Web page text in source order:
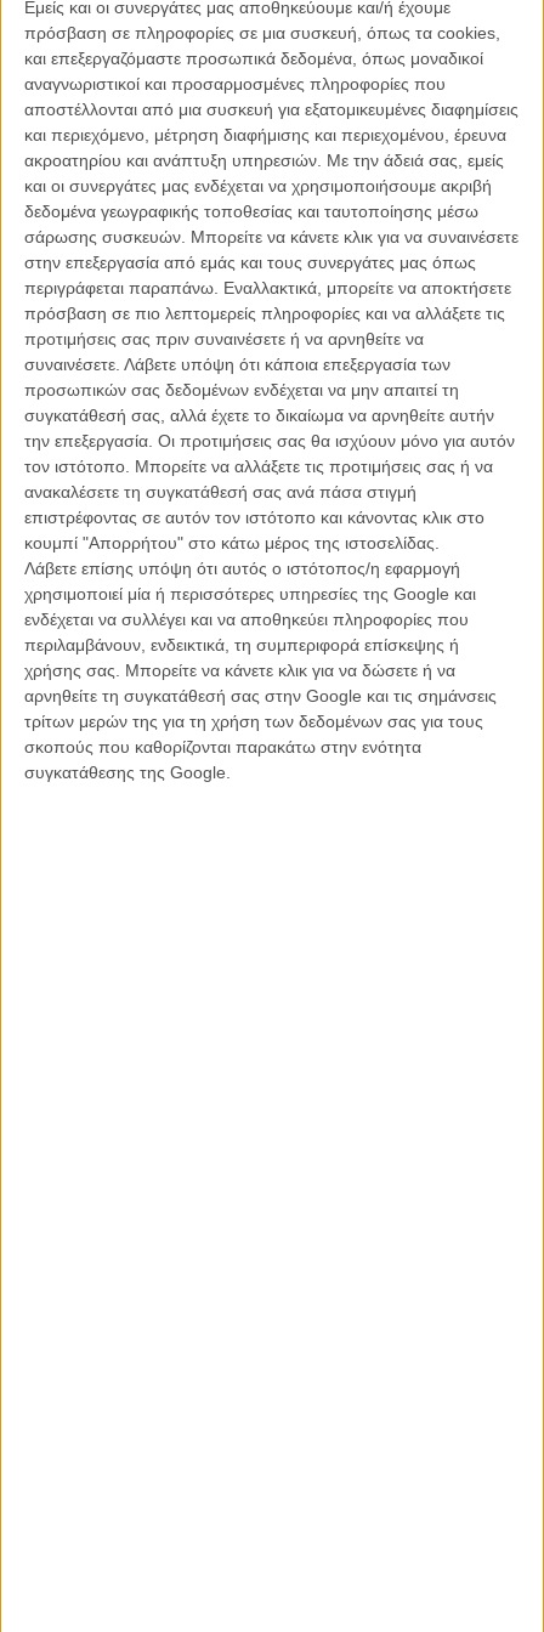
Εμείς και οι συνεργάτες μας αποθηκεύουμε και/ή έχουμε
πρόσβαση σε πληροφορίες σε μια συσκευή, όπως τα cookies,
και επεξεργαζόμαστε προσωπικά δεδομένα, όπως μοναδικοί
αναγνωριστικοί και προσαρμοσμένες πληροφορίες που
αποστέλλονται από μια συσκευή για εξατομικευμένες διαφημίσεις
και περιεχόμενο, μέτρηση διαφήμισης και περιεχομένου, έρευνα
ακροατηρίου και ανάπτυξη υπηρεσιών. Με την άδειά σας, εμείς
και οι συνεργάτες μας ενδέχεται να χρησιμοποιήσουμε ακριβή
δεδομένα γεωγραφικής τοποθεσίας και ταυτοποίησης μέσω
σάρωσης συσκευών. Μπορείτε να κάνετε κλικ για να συναινέσετε
στην επεξεργασία από εμάς και τους συνεργάτες μας όπως
περιγράφεται παραπάνω. Εναλλακτικά, μπορείτε να αποκτήσετε
πρόσβαση σε πιο λεπτομερείς πληροφορίες και να αλλάξετε τις
προτιμήσεις σας πριν συναινέσετε ή να αρνηθείτε να
συναινέσετε. Λάβετε υπόψη ότι κάποια επεξεργασία των
προσωπικών σας δεδομένων ενδέχεται να μην απαιτεί τη
συγκατάθεσή σας, αλλά έχετε το δικαίωμα να αρνηθείτε αυτήν
την επεξεργασία. Οι προτιμήσεις σας θα ισχύουν μόνο για αυτόν
τον ιστότοπο. Μπορείτε να αλλάξετε τις προτιμήσεις σας ή να
ανακαλέσετε τη συγκατάθεσή σας ανά πάσα στιγμή
επιστρέφοντας σε αυτόν τον ιστότοπο και κάνοντας κλικ στο
κουμπί "Απορρήτου" στο κάτω μέρος της ιστοσελίδας.
Λάβετε επίσης υπόψη ότι αυτός ο ιστότοπος/η εφαρμογή
χρησιμοποιεί μία ή περισσότερες υπηρεσίες της Google και
ενδέχεται να συλλέγει και να αποθηκεύει πληροφορίες που
περιλαμβάνουν, ενδεικτικά, τη συμπεριφορά επίσκεψης ή
χρήσης σας. Μπορείτε να κάνετε κλικ για να δώσετε ή να
αρνηθείτε τη συγκατάθεσή σας στην Google και τις σημάνσεις
τρίτων μερών της για τη χρήση των δεδομένων σας για τους
σκοπούς που καθορίζονται παρακάτω στην ενότητα
συγκατάθεσης της Google.
Ελεύθερος πια, ο Στρατός δουλεύει τη νύχτα σε ένα αρτοποιείο, ενώ
τη μέρα εκτελεί συμβόλαια θανάτου. Όλα του τα χρήματα τα δίνει
στον Γιώργο, τον αδελφό του Λεωνίδα, που οργανώνει ένα
παράτολμο σχέδιο απόδρασης για να βγάλουν τον Λεωνίδα από την
φυλακή. Το μόνο πράγμα που απασχολεί τον Στράτο είναι να
εξοφλήσει το χρέος του στον Λεωνίδα. Η μέρα της απόδρασης, η
πιο σημαντική μέρα της ζωής του, πλησιάζει...
Αυτή είναι η επίσημη υπόθεση της τέταρτης μεγάλου μήκους ταινίας
του Γιάννη Οικονομίδη, «Το Μικρό Ψάρι» που ετοιμάζεται για την
παγκόσμια πρεμιέρα του στις 11 Φεβρουαρίου στο Διαγωνιστικό
Τμήμα του 64ου Διεθνούς Φεστιβάλ Κινηματογράφου του
Βερολίνου.
Οι πρώτες του εικόνες στο τρέιλερ που μόλις κυκλοφόρησε
επιβεβαιώνουν όσουν μιλούν ήδη για ένα υπνωτικό νεο-νουάρ με τη